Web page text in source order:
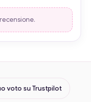
voto su Trustpilot